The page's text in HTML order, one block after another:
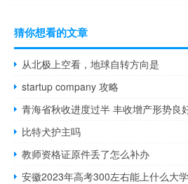
猜你想看的文章
从北极上空看，地球自转方向是
startup company 攻略
青海省秋收进度过半 丰收增产形势良
比特犬护主吗
教师资格证原件丢了怎么补办
安徽2023年高考300左右能上什么大学